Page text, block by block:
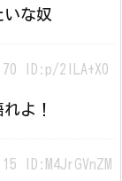
いな奴
ID:p/2ILA+X0
よ！
ID:M4JrGVnZM